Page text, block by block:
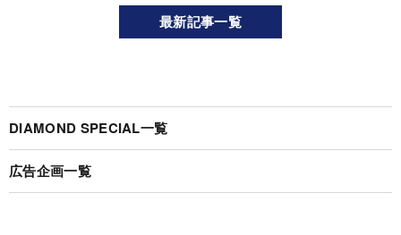
最新記事一覧
DIAMOND SPECIAL一覧
広告企画一覧